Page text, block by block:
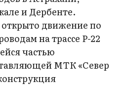
и Дербенте.
открыто движение по
на трассе Р-22
частью
МТК «Север